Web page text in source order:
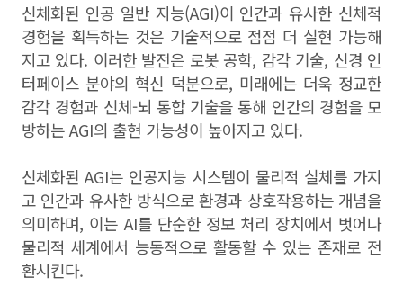
신체화된 인공 일반 지능(AGI)이 인간과 유사한 신체적
경험을 획득하는 것은 기술적으로 점점 더 실현 가능해
지고 있다. 이러한 발전은 로봇 공학, 감각 기술, 신경 인
터페이스 분야의 혁신 덕분으로, 미래에는 더욱 정교한
감각 경험과 신체-뇌 통합 기술을 통해 인간의 경험을 모
방하는 AGI의 출현 가능성이 높아지고 있다.
신체화된 AGI는 인공지능 시스템이 물리적 실체를 가지
고 인간과 유사한 방식으로 환경과 상호작용하는 개념을
의미하며, 이는 AI를 단순한 정보 처리 장치에서 벗어나
물리적 세계에서 능동적으로 활동할 수 있는 존재로 전
환시킨다.